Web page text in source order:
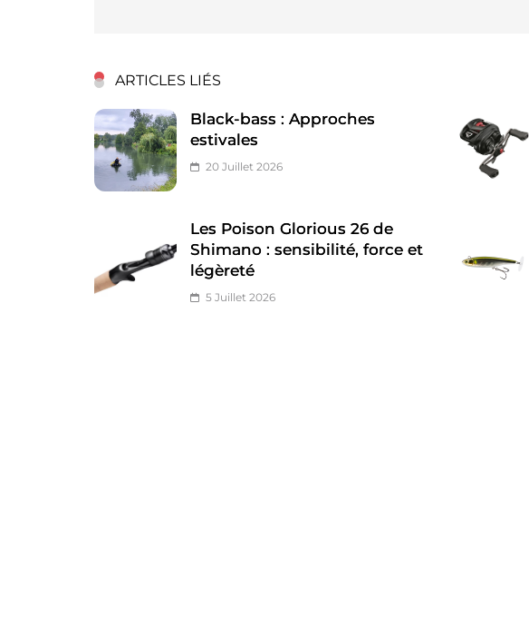
ARTICLES LIÉS
Black-bass : Approches
estivales
20 Juillet 2026
Les Poison Glorious 26 de
Shimano : sensibilité, force et
légèreté
5 Juillet 2026